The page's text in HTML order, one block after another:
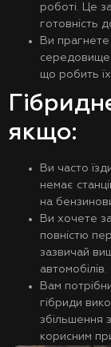
роботі. Це
готовність
Ви прагнете
середовище.
що робить
якщо:
Ви часто
немає
на
Ви хочете
повністю
зазвичай
автомобілів.
Вам
гібриди
збільшення
корисним